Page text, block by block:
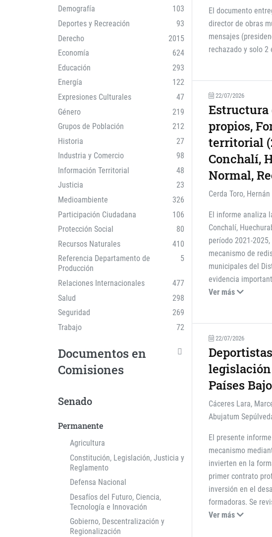
Demografía
103
Deportes y Recreación
93
Derecho
2015
Economía
624
Educación
293
Energía
122
Expresiones Culturales
47
Género
219
Grupos de Población
212
Historia
27
Industria y Comercio
98
Información Territorial
48
Justicia
23
Medioambiente
326
Participación Ciudadana
106
Protección Social
80
Recursos Naturales
410
Referencia Departamento de
Producción
5
Relaciones Internacionales
477
Salud
298
Seguridad
269
Trabajo
72
Documentos en
Comisiones
Senado
Permanente
Agricultura
Constitución, Legislación, Justicia y
Reglamento
Defensa Nacional
Desafíos del Futuro, Ciencia,
Tecnología e Innovación
Gobierno, Descentralización y
Regionalización
El documento
director de obras
mensajes
rechazado y solo
22/07/2026
Estructura
propios,
territorial
Conchalí,
Normal,
Cerda Toro, Hernán
El informe analiza
Conchalí,
período 2021-
mecanismo de
municipales del
evidencia
Ver más
22/07/2026
Países
Cáceres Lara,
Abujatum
El presente
mecanismo
invierten en la
primer contrato
inversión en el
formadoras. Se
Ver más